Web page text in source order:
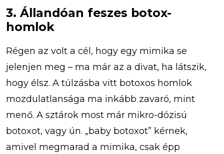
3. Állandóan feszes botox-
homlok
Régen az volt a cél, hogy egy mimika se
jelenjen meg – ma már az a divat, ha látszik,
hogy élsz. A túlzásba vitt botoxos homlok
mozdulatlansága ma inkább zavaró, mint
menő. A sztárok most már mikro-dózisú
botoxot, vagy ún. „baby botoxot” kérnek,
amivel megmarad a mimika, csak épp